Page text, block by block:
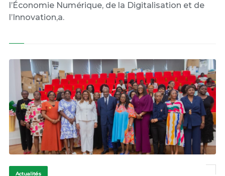
l’Économie Numérique, de la Digitalisation et de
l’Innovation,a.
Actualités